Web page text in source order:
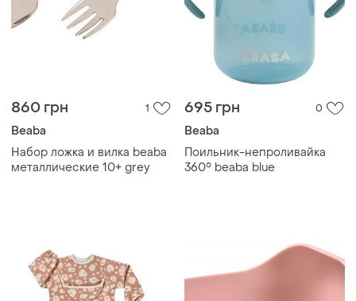
860 грн 1
Beaba
Набор ложка и вилка beaba
металлические 10+ grey
695 грн 0
Beaba
Поильник-непроливайка
360° beaba blue